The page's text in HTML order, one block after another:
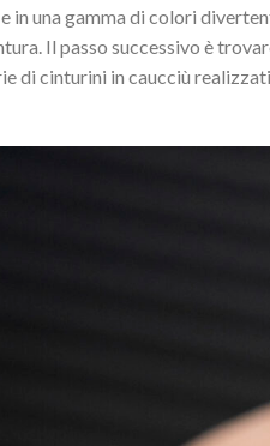
in una gamma di colori
Il passo successivo è
di cinturini in caucciù